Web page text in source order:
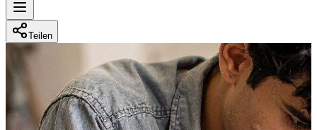
Teilen